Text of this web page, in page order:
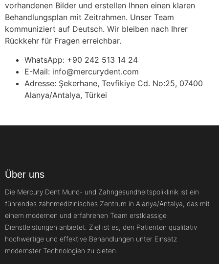
vorhandenen Bilder und erstellen Ihnen einen klaren
Behandlungsplan mit Zeitrahmen. Unser Team
kommuniziert auf Deutsch. Wir bleiben nach Ihrer
Rückkehr für Fragen erreichbar.
WhatsApp: +90 242 513 14 24
E-Mail: info@mercurydent.com
Adresse: Şekerhane, Tevfikiye Cd. No:25, 07400
Alanya/Antalya, Türkei
Über uns
Die Mercury Dent Mund- und Zahngesundheitspoliklinik ist ein
führendes zahnmedizinisches Zentrum in Alanya/Antalya, das mit
einem modernen und erfahrenen Team erstklassige
Dienstleistungen anbietet. Ziel ist es, den Patienten qualitativ
hochwertige und effektive Behandlungen unter Einsatz
modernster Technologien zu bieten.